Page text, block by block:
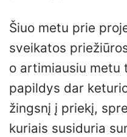
Šiuo metu prie
sveikatos
o artimiausiu metu
papildys dar
žingsnį į priekį,
kuriais susiduria